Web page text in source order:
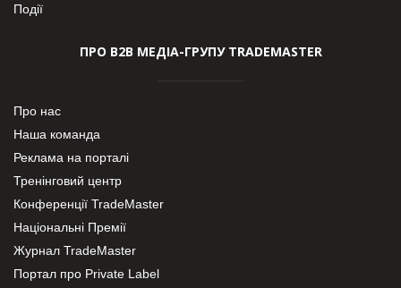
Події
ПРО В2В МЕДІА-ГРУПУ TRADEMASTER
Про нас
Наша команда
Реклама на порталі
Тренінговий центр
Конференції TradeMaster
Національні Премії
Журнал TradeMaster
Портал про Private Label